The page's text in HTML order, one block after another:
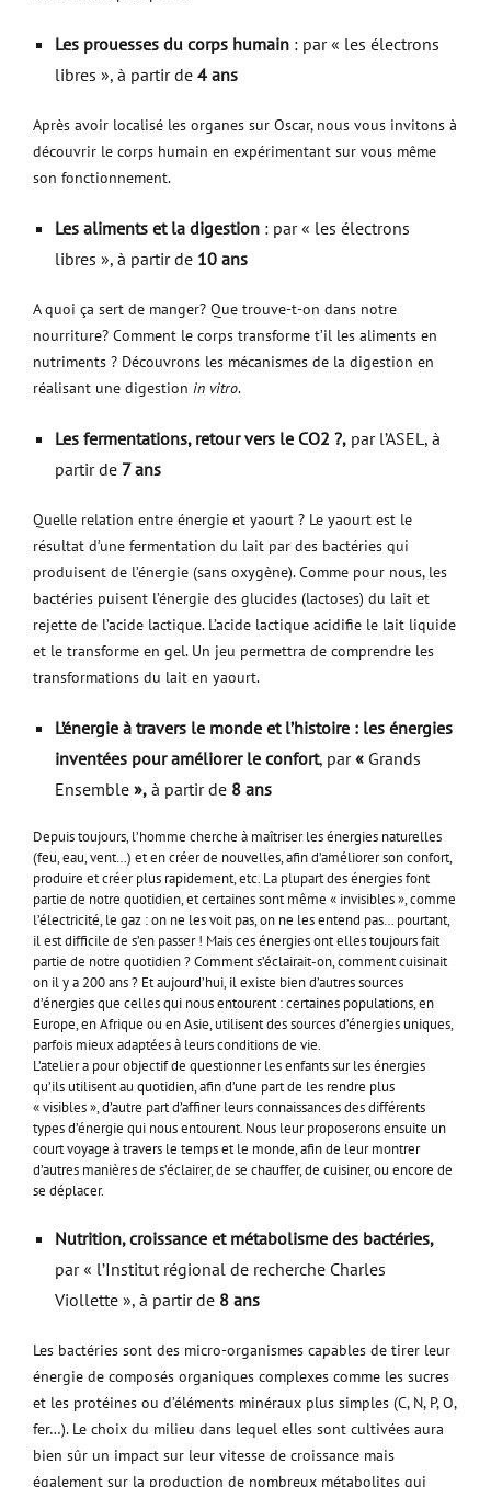
Les prouesses du corps humain : par « les électrons
libres », à partir de 4 ans
Après avoir localisé les organes sur Oscar, nous vous invitons à
découvrir le corps humain en expérimentant sur vous même
son fonctionnement.
Les aliments et la digestion : par « les électrons
libres », à partir de 10 ans
A quoi ça sert de manger? Que trouve-t-on dans notre
nourriture? Comment le corps transforme t’il les aliments en
nutriments ? Découvrons les mécanismes de la digestion en
réalisant une digestion in vitro.
Les fermentations, retour vers le CO2 ?, par l’ASEL, à
partir de 7 ans
Quelle relation entre énergie et yaourt ? Le yaourt est le
résultat d’une fermentation du lait par des bactéries qui
produisent de l’énergie (sans oxygène). Comme pour nous, les
bactéries puisent l’énergie des glucides (lactoses) du lait et
rejette de l’acide lactique. L’acide lactique acidifie le lait liquide
et le transforme en gel. Un jeu permettra de comprendre les
transformations du lait en yaourt.
L’énergie à travers le monde et l’histoire : les énergies
inventées pour améliorer le confort, par« Grands
Ensemble », à partir de 8 ans
Depuis toujours, l’homme cherche à maîtriser les énergies naturelles
(feu, eau, vent…) et en créer de nouvelles, afin d’améliorer son confort,
produire et créer plus rapidement, etc. La plupart des énergies font
partie de notre quotidien, et certaines sont même « invisibles », comme
l’électricité, le gaz : on ne les voit pas, on ne les entend pas… pourtant,
il est difficile de s’en passer ! Mais ces énergies ont elles toujours fait
partie de notre quotidien ? Comment s’éclairait-on, comment cuisinait
on il y a 200 ans ? Et aujourd’hui, il existe bien d’autres sources
d’énergies que celles qui nous entourent : certaines populations, en
Europe, en Afrique ou en Asie, utilisent des sources d’énergies uniques,
parfois mieux adaptées à leurs conditions de vie.
L’atelier a pour objectif de questionner les enfants sur les énergies
qu’ils utilisent au quotidien, afin d’une part de les rendre plus
« visibles », d’autre part d’affiner leurs connaissances des différents
types d’énergie qui nous entourent. Nous leur proposerons ensuite un
court voyage à travers le temps et le monde, afin de leur montrer
d’autres manières de s’éclairer, de se chauffer, de cuisiner, ou encore de
se déplacer.
Nutrition, croissance et métabolisme des bactéries,
par « l’Institut régional de recherche Charles
Viollette », à partir de 8 ans
Les bactéries sont des micro-organismes capables de tirer leur
énergie de composés organiques complexes comme les sucres
et les protéines ou d’éléments minéraux plus simples (C, N, P, O,
fer…). Le choix du milieu dans lequel elles sont cultivées aura
bien sûr un impact sur leur vitesse de croissance mais
également sur la production de nombreux métabolites qui